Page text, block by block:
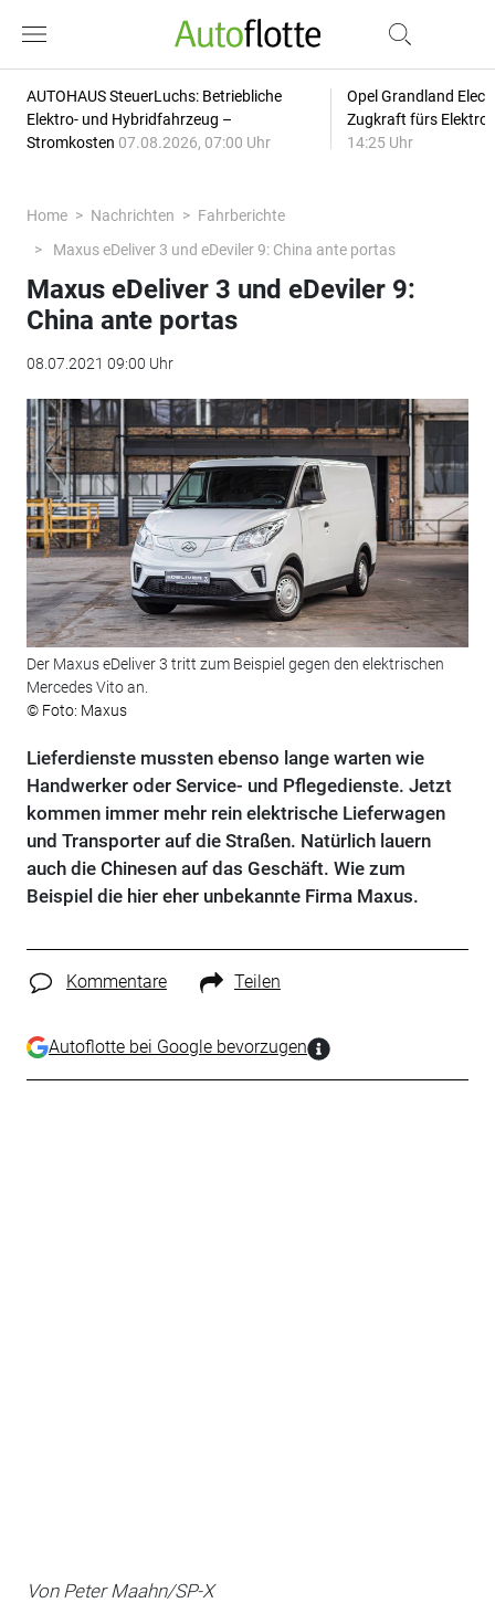
AUTOHAUS SteuerLuchs: Betriebliche
Elektro- und Hybridfahrzeug –
Stromkosten 07.08.2026, 07:00 Uhr
Opel Grandland
Zugkraft fürs
14:25 Uhr
Home Nachrichten
Fahrberichte
Maxus eDeliver 3 und eDeviler 9: China ante portas
Maxus eDeliver 3 und eDeviler 9:
China ante portas
08.07.2021 09:00 Uhr
Der Maxus eDeliver 3 tritt zum Beispiel gegen den elektrischen
Mercedes Vito an.
© Foto: Maxus
Lieferdienste mussten ebenso lange warten wie
Handwerker oder Service- und Pflegedienste. Jetzt
kommen immer mehr rein elektrische Lieferwagen
und Transporter auf die Straßen. Natürlich lauern
auch die Chinesen auf das Geschäft. Wie zum
Beispiel die hier eher unbekannte Firma Maxus.
Kommentare Teilen
Autoflotte bei Google bevorzugen
Von Peter Maahn/SP-X